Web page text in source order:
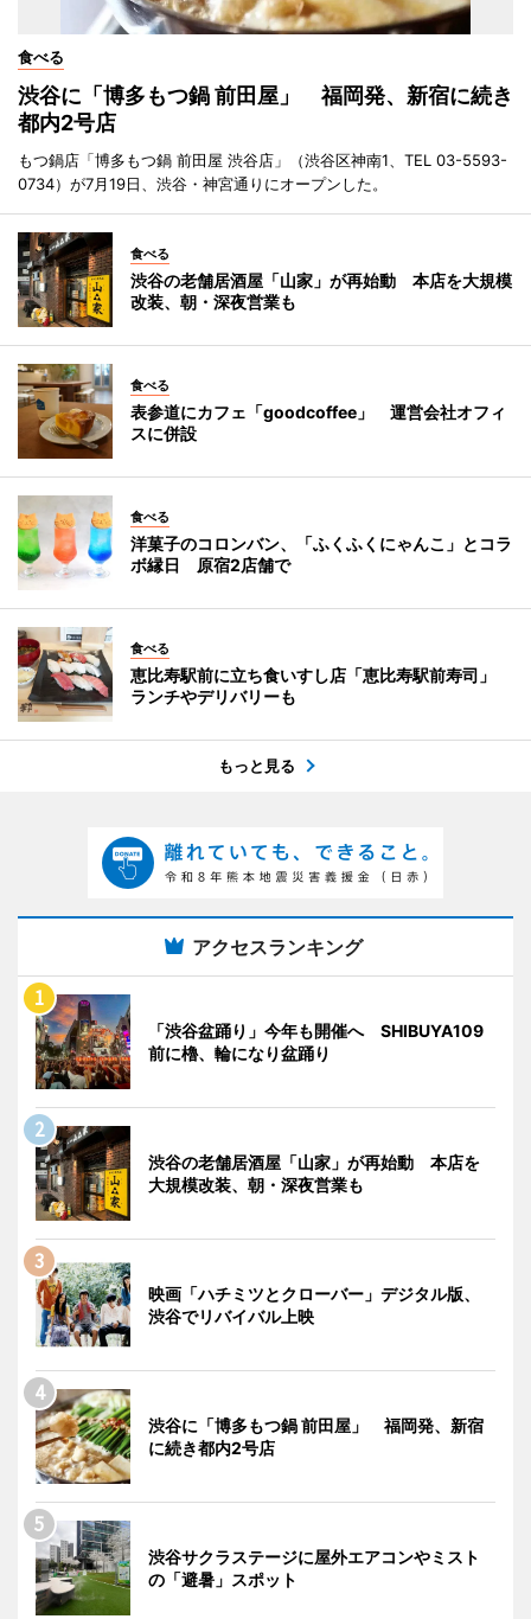
食べる
渋谷に「博多もつ鍋 前田屋」 福岡発、新宿に続き
都内2号店
もつ鍋店「博多もつ鍋 前田屋 渋谷店」（渋谷区神南1、TEL 03-5593-
0734）が7月19日、渋谷・神宮通りにオープンした。
食べる
渋谷の老舗居酒屋「山家」が再始動 本店を大規模
改装、朝・深夜営業も
食べる
表参道にカフェ「goodcoffee」 運営会社オフィ
スに併設
食べる
洋菓子のコロンバン、「ふくふくにゃんこ」とコラ
ボ縁日 原宿2店舗で
食べる
恵比寿駅前に立ち食いすし店「恵比寿駅前寿司」
ランチやデリバリーも
もっと見る
アクセスランキング
「渋谷盆踊り」今年も開催へ SHIBUYA109
前に櫓、輪になり盆踊り
渋谷の老舗居酒屋「山家」が再始動 本店を
大規模改装、朝・深夜営業も
映画「ハチミツとクローバー」デジタル版、
渋谷でリバイバル上映
渋谷に「博多もつ鍋 前田屋」 福岡発、新宿
に続き都内2号店
渋谷サクラステージに屋外エアコンやミスト
の「避暑」スポット